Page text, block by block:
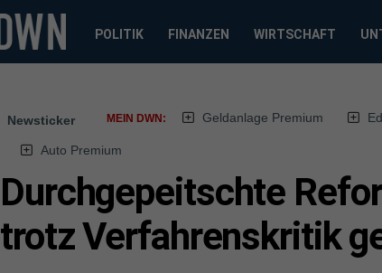
POLITIK FINANZEN WIRTSCHAFT
Newsticker MEIN DWN: Geldanlage Premium
Auto Premium
Durchgepeitschte
trotz Verfahrenskritik